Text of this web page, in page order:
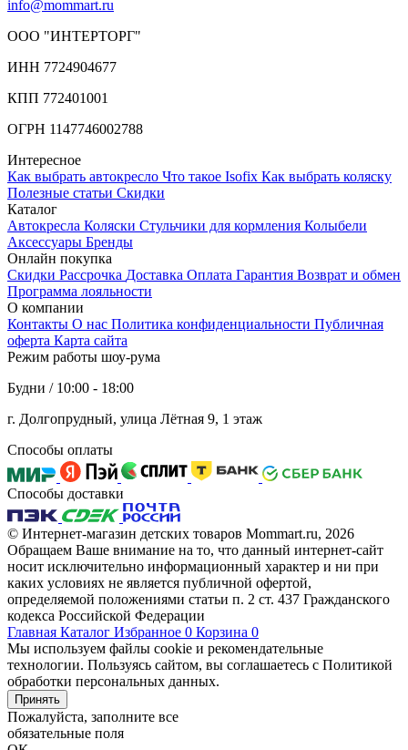
info@mommart.ru
ООО "ИНТЕРТОРГ"
ИНН 7724904677
КПП 772401001
ОГРН 1147746002788
Интересное
Как выбрать автокресло Что такое Isofix Как выбрать коляску
Полезные статьи Cкидки
Каталог
Автокресла Коляски Стульчики для кормления Колыбели
Аксессуары Бренды
Онлайн покупка
Скидки Рассрочка Доставка Оплата Гарантия Возврат и обмен
Программа лояльности
О компании
Контакты О нас Политика конфиденциальности Публичная
оферта Карта сайта
Режим работы шоу-рума
Будни / 10:00 - 18:00
г. Долгопрудный, улица Лётная 9, 1 этаж
Способы оплаты
Способы доставки
© Интернет-магазин детских товаров Mommart.ru, 2026
Обращаем Ваше внимание на то, что данный интернет-сайт
носит исключительно информационный характер и ни при
каких условиях не является публичной офертой,
определяемой положениями статьи п. 2 ст. 437 Гражданского
кодекса Российской Федерации
Главная Каталог Избранное 0 Корзина 0
Мы используем файлы cookie и рекомендательные
технологии. Пользуясь сайтом, вы соглашаетесь с Политикой
обработки персональных данных.
Принять
Пожалуйста, заполните все
обязательные поля